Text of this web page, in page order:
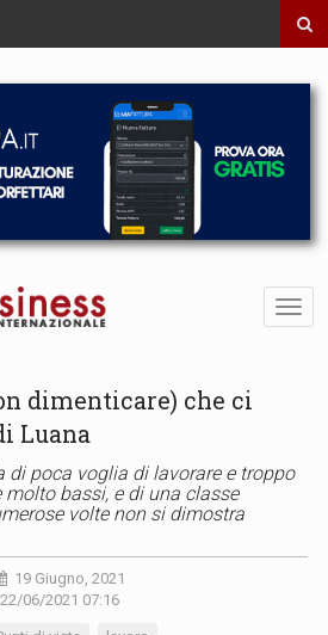
dimenticare) che ci
Luana
di poca voglia di lavorare e troppo
bassi, e di una classe
volte non si dimostra
19 Giugno, 2021
06/2021 07:16